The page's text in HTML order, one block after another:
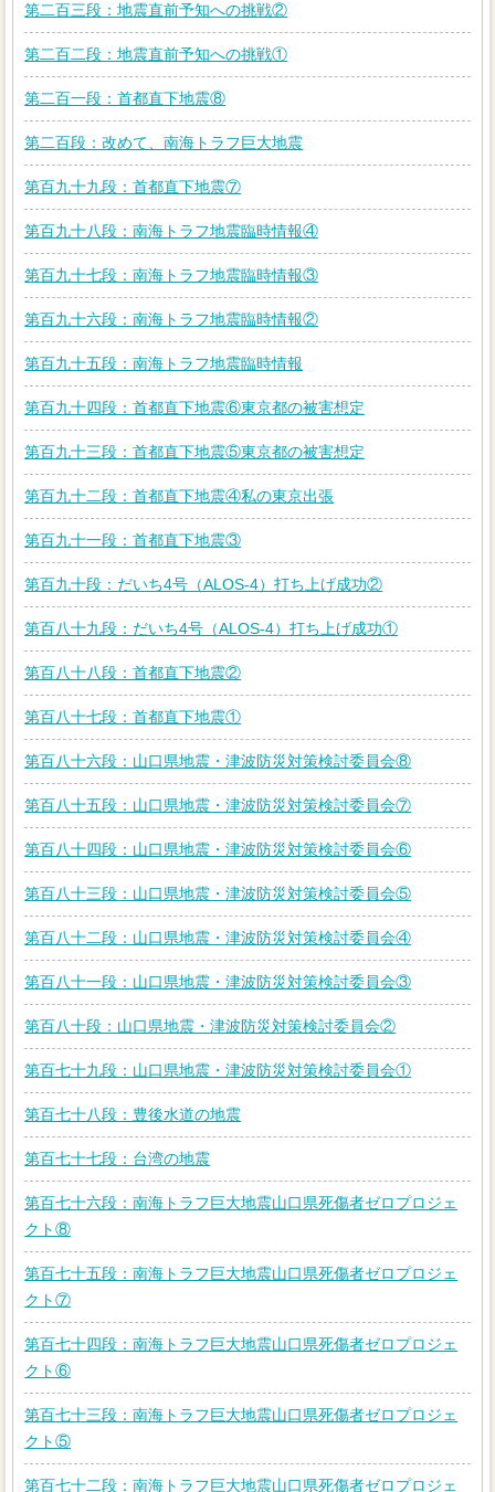
第二百三段：地震直前予知への挑戦②
第二百二段：地震直前予知への挑戦①
第二百一段：首都直下地震⑧
第二百段：改めて、南海トラフ巨大地震
第百九十九段：首都直下地震⑦
第百九十八段：南海トラフ地震臨時情報④
第百九十七段：南海トラフ地震臨時情報③
第百九十六段：南海トラフ地震臨時情報②
第百九十五段：南海トラフ地震臨時情報
第百九十四段：首都直下地震⑥東京都の被害想定
第百九十三段：首都直下地震⑤東京都の被害想定
第百九十二段：首都直下地震④私の東京出張
第百九十一段：首都直下地震③
第百九十段：だいち4号（ALOS-4）打ち上げ成功②
第百八十九段：だいち4号（ALOS-4）打ち上げ成功①
第百八十八段：首都直下地震②
第百八十七段：首都直下地震①
第百八十六段：山口県地震・津波防災対策検討委員会⑧
第百八十五段：山口県地震・津波防災対策検討委員会⑦
第百八十四段：山口県地震・津波防災対策検討委員会⑥
第百八十三段：山口県地震・津波防災対策検討委員会⑤
第百八十二段：山口県地震・津波防災対策検討委員会④
第百八十一段：山口県地震・津波防災対策検討委員会③
第百八十段：山口県地震・津波防災対策検討委員会②
第百七十九段：山口県地震・津波防災対策検討委員会①
第百七十八段：豊後水道の地震
第百七十七段：台湾の地震
第百七十六段：南海トラフ巨大地震山口県死傷者ゼロプロジェ
クト⑧
第百七十五段：南海トラフ巨大地震山口県死傷者ゼロプロジェ
クト⑦
第百七十四段：南海トラフ巨大地震山口県死傷者ゼロプロジェ
クト⑥
第百七十三段：南海トラフ巨大地震山口県死傷者ゼロプロジェ
クト⑤
第百七十二段：南海トラフ巨大地震山口県死傷者ゼロプロジェ